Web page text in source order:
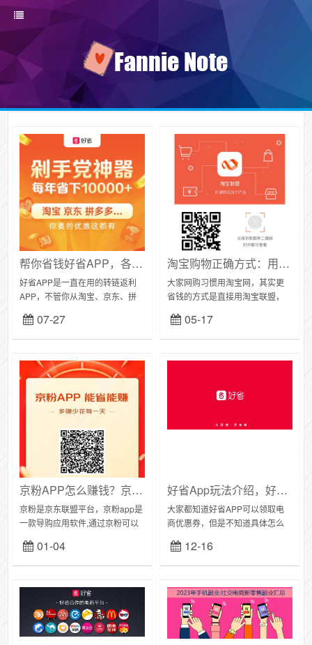
帮你省钱好省APP，各电商平台都能返利
好省APP是一直在用的转链返利
APP，不管你从淘宝、京东、拼
要从这些平台选购的商品中复制
链接到好省转链，既可以领用优
07-27
淘宝购物正确方式：用淘宝联盟买每一笔都有用返利
大家网购习惯用淘宝网，其实更
省钱的方式是直接用淘宝联盟，
里搜索商品就可以看到每一笔商
品返利金额。这样购物省钱，因
05-17
京粉APP怎么赚钱？京东联盟京东购物领券下单更省钱
京粉是京东联盟平台，京粉app是
一款导购应用软件,通过京粉可以
时省下一笔钱。通过京粉可以领
取淘宝天猫90%以上店铺的优惠
01-04
好省App玩法介绍，好省APP怎么领取电商优惠券？
大家都知道好省APP可以领取电
商优惠券，但是不知道具体怎么
下好省APP的用法：一、初阶玩
法-自购省01/找商品：复制商品链
12-16